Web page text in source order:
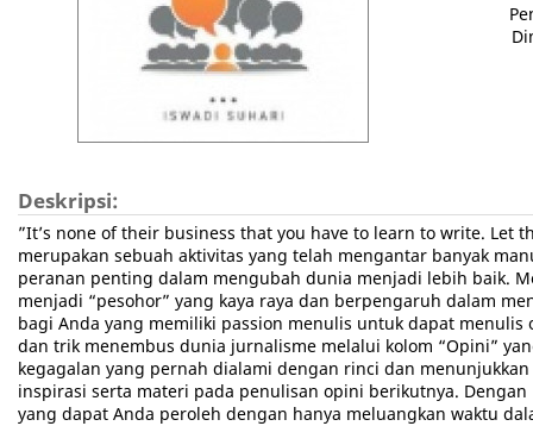
Deskripsi:
”It’s none of their business that you have to learn to write.
merupakan sebuah aktivitas yang telah mengantar banyak
peranan penting dalam mengubah dunia menjadi lebih baik.
menjadi “pesohor” yang kaya raya dan berpengaruh dalam
bagi Anda yang memiliki passion menulis untuk dapat
dan trik menembus dunia jurnalisme melalui kolom “Opini”
kegagalan yang pernah dialami dengan rinci dan
inspirasi serta materi pada penulisan opini berikutnya.
yang dapat Anda peroleh dengan hanya meluangkan waktu